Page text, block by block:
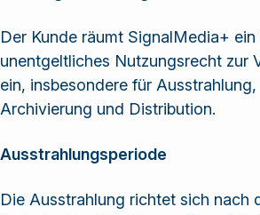
Der Kunde räumt SignalMedia+
unentgeltliches Nutzungsrecht zur
ein, insbesondere für
Archivierung und Distribution.
Ausstrahlungsperiode
Die Ausstrahlung richtet sich nach